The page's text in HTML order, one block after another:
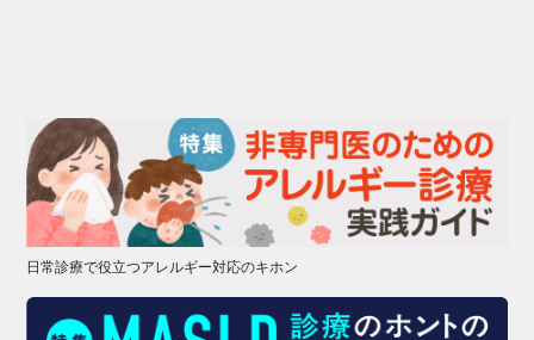
日常診療で役立つアレルギー対応のキホン